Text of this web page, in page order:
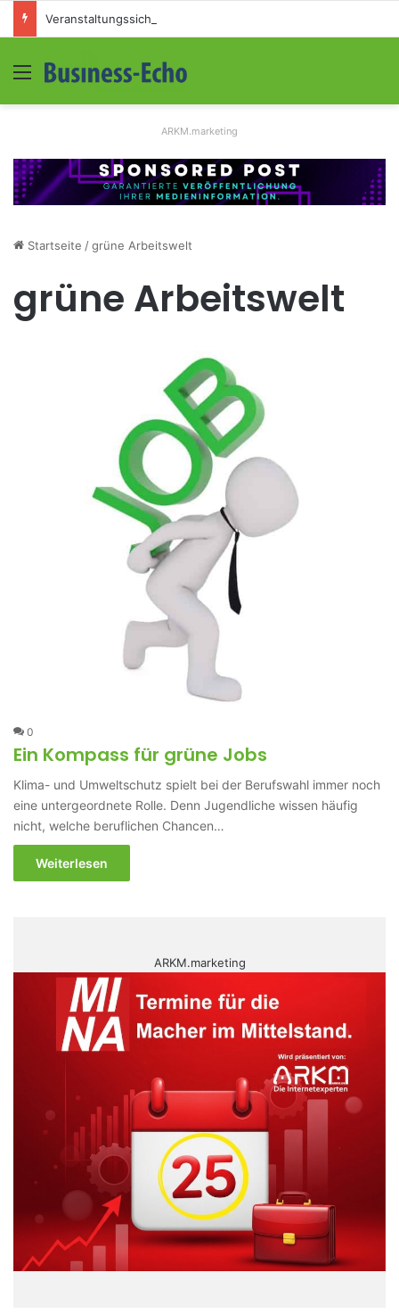
Menü
ARKM.marketing
Startseite /grüne Arbeitswelt
grüne Arbeitswelt
0
Ein Kompass für grüne Jobs
Klima- und Umweltschutz spielt bei der Berufswahl immer noch
eine untergeordnete Rolle. Denn Jugendliche wissen häufig
nicht, welche beruflichen Chancen…
Weiterlesen
ARKM.marketing